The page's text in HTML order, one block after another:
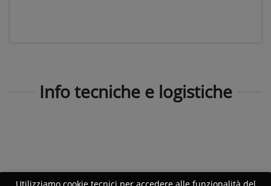
Info tecniche e logistiche